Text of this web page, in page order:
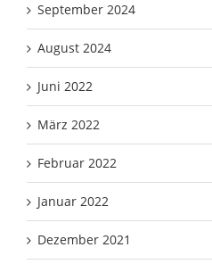
September 2024
August 2024
Juni 2022
März 2022
Februar 2022
Januar 2022
Dezember 2021